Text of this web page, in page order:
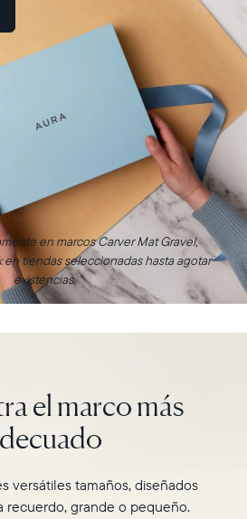
en marcos Carver Mat Gravel,
en tiendas seleccionadas hasta agotar
existencias.
el marco más
versátiles tamaños, diseñados
recuerdo, grande o pequeño.